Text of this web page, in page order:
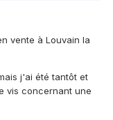
vente à Louvain la
j'ai été tantôt et
vis concernant une